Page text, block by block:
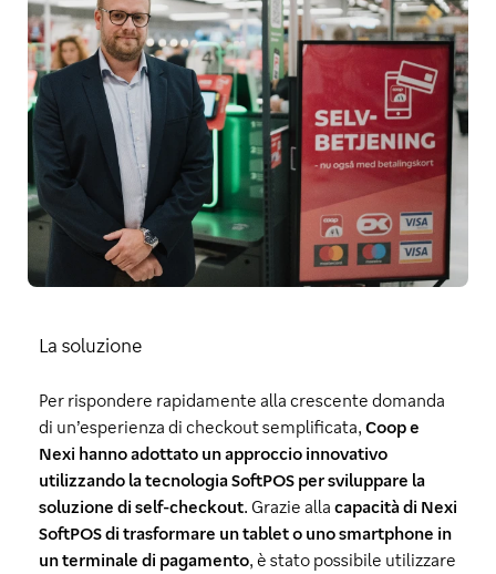
La soluzione
Per rispondere rapidamente alla crescente domanda
di un’esperienza di checkout semplificata, Coop e
Nexi hanno adottato un approccio innovativo
utilizzando la tecnologia SoftPOS per sviluppare la
soluzione di self-checkout. Grazie alla capacità di Nexi
SoftPOS di trasformare un tablet o uno smartphone in
un terminale di pagamento, è stato possibile utilizzare